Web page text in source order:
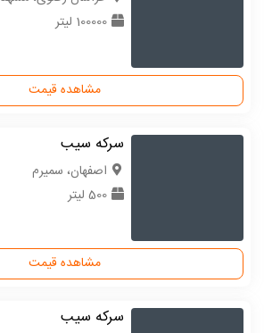
100000 لیتر
مشاهده قیمت
سرکه سیب
اصفهان، سمیرم
500 لیتر
مشاهده قیمت
سرکه سیب